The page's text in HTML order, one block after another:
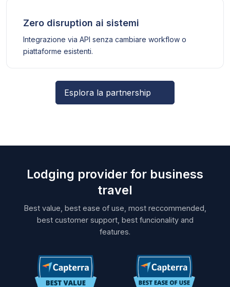
Zero disruption ai sistemi
Integrazione via API senza cambiare workflow o
piattaforme esistenti.
Esplora la partnership
Lodging provider for business
travel
Best value, best ease of use, most reccommended,
best customer support, best funcionality and
features.